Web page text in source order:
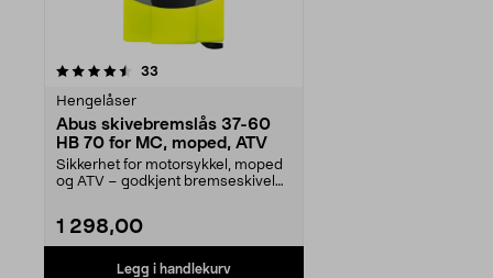
33
Hengelåser
Abus skivebremslås 37-60
HB 70 for MC, moped, ATV
Sikkerhet for motorsykkel, moped
og ATV – godkjent bremseskivelås
1 298,00
Legg i handlekurv